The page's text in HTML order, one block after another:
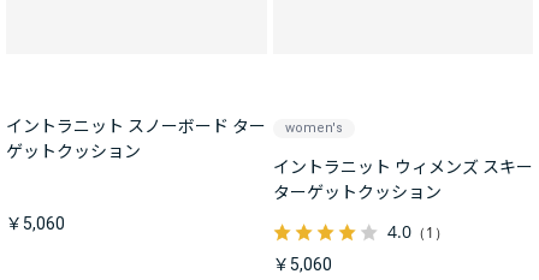
イントラニット スノーボード ター
ゲットクッション
￥5,060
women's
イントラニット ウィメンズ スキー
ターゲットクッション
4.0（1）
￥5,060